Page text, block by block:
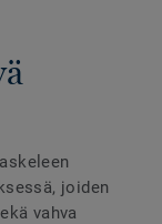
joiden
vahva